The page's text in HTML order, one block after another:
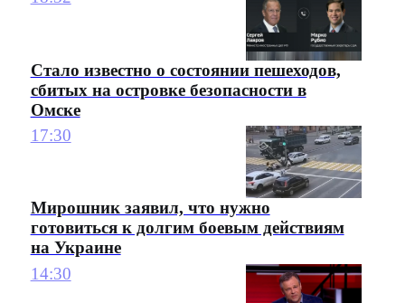
Стало известно о состоянии пешеходов,
сбитых на островке безопасности в
Омске
17:30
Мирошник заявил, что нужно
готовиться к долгим боевым действиям
на Украине
14:30